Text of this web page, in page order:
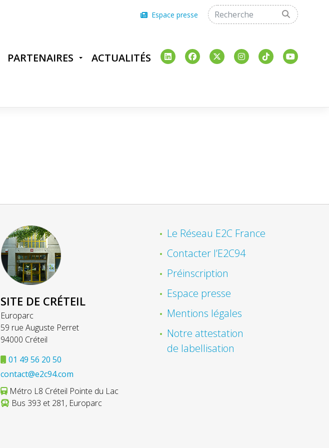
Espace presse
PARTENAIRES ACTUALITÉS
SITE DE CRÉTEIL
Europarc
59 rue Auguste Perret
94000 Créteil
01 49 56 20 50
contact@e2c94.com
Métro L8 Créteil Pointe du Lac
Bus 393 et 281, Europarc
Le Réseau E2C France
Contacter l’E2C94
Préinscription
Espace presse
Mentions légales
Notre attestation
de labellisation